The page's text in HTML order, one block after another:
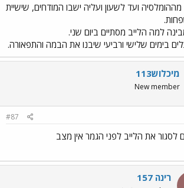
ועד לשעון ועליה ישבו המודחים, שישיית
למה הלייב מסתיים ביום שני.
בימים שלישי ורביעי שיבנו את הבמה והתפאורה.
מיכלוש113
New member
#87
לסגור את הלייב לפני הגמר אין מצב
רינה 157